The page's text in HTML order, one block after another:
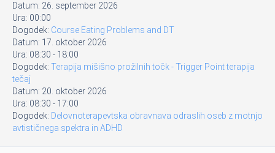
Datum: 26. september 2026
Ura: 00:00
Dogodek: Course Eating Problems and DT
Datum: 17. oktober 2026
Ura: 08:30 - 18:00
Dogodek: Terapija mišišno prožilnih točk - Trigger Point terapija
tečaj
Datum: 20. oktober 2026
Ura: 08:30 - 17:00
Dogodek: Delovnoterapevtska obravnava odraslih oseb z motnjo
avtističnega spektra in ADHD